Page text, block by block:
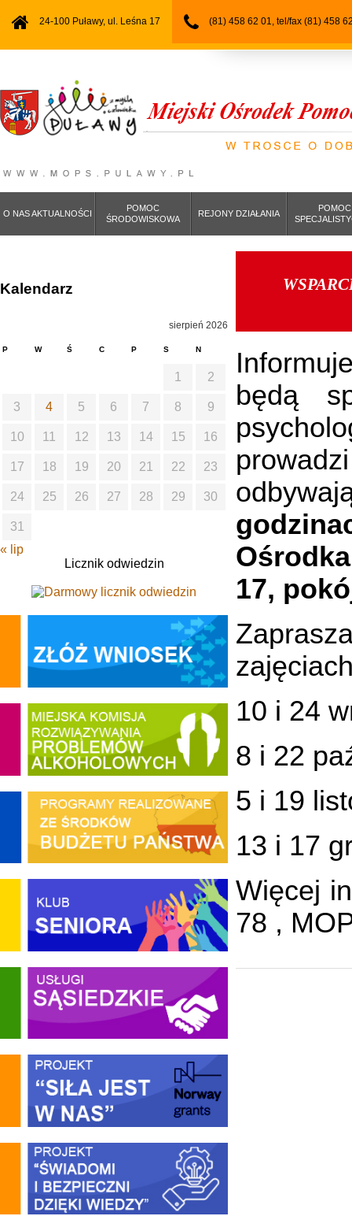
24-100 Puławy, ul. Leśna 17 (81) 458 62 01, tel/fax (81) 458
O NAS AKTUALNOŚCI
POMOC
ŚRODOWISKOWA
REJONY DZIAŁANIA
POMOC
będą
17,
10 i 24
8 i 22
5 i 19
13 i 17
Więcej
78 ,
Kalendarz
sierpień 2026
P W Ś C P S N
1 2
3 4 5 6 7 8 9
10 11 12 13 14 15 16
17 18 19 20 21 22 23
24 25 26 27 28 29 30
31
« lip
Licznik odwiedzin